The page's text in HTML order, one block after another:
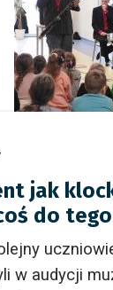
jak
do tego
w audycji